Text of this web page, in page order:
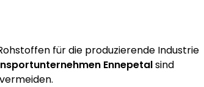
für die produzierende Industrie
Ennepetalsind